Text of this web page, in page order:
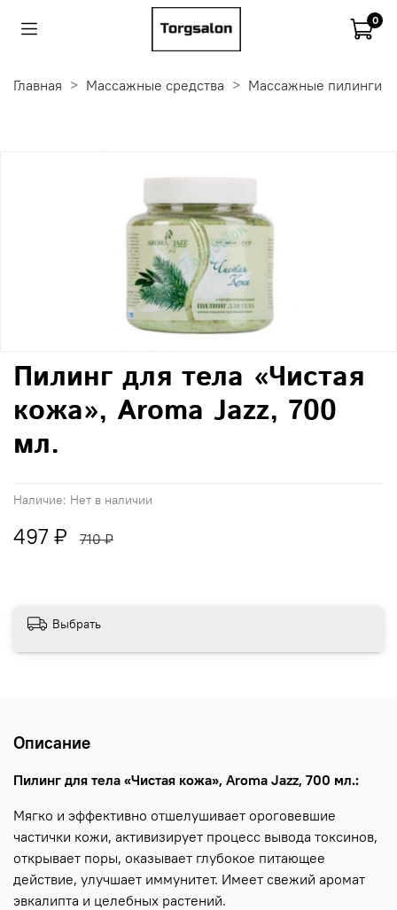
0
Главная Массажные средства Массажные пилинги
Наличие: Нет в наличии
Пилинг для тела «Чистая
кожа», Aroma Jazz, 700
мл.
497 ₽ 710 ₽
Выбрать
Описание
Пилинг для тела «Чистая кожа», Aroma Jazz, 700 мл.:
Мягко и эффективно отшелушивает ороговевшие
частички кожи, активизирует процесс вывода токcинов,
открывает поры, оказывает глубокое питающее
действие, улучшает иммунитет. Имеет свежий аромат
эвкалипта и целебных растений.